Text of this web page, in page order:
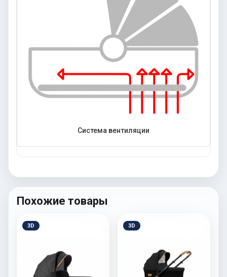
Система вентиляции
Похожие товары
3D 3D